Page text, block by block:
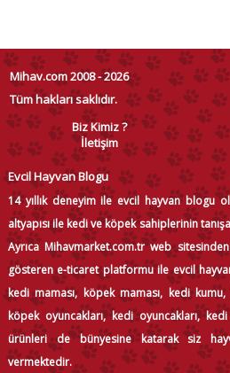
Mihav.com 2008 - 2026
Tüm hakları saklıdır.
Biz Kimiz ?
İletişim
Evcil Hayvan Blogu
14 yıllık deneyim ile evcil hayvan blogu
altyapısı ile kedi ve köpek sahiplerinin
Ayrıca Mihavmarket.com.tr web
gösteren e-ticaret platformu ile evcil
kedi maması, köpek maması, kedi
köpek oyuncakları, kedi oyuncakları,
ürünleri de bünyesine katarak siz
vermektedir.